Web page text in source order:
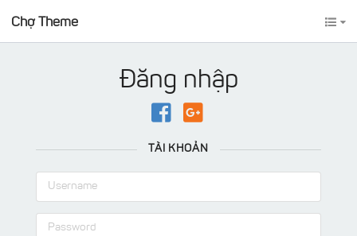
Chợ Theme
Đăng nhập
TÀI KHOẢN